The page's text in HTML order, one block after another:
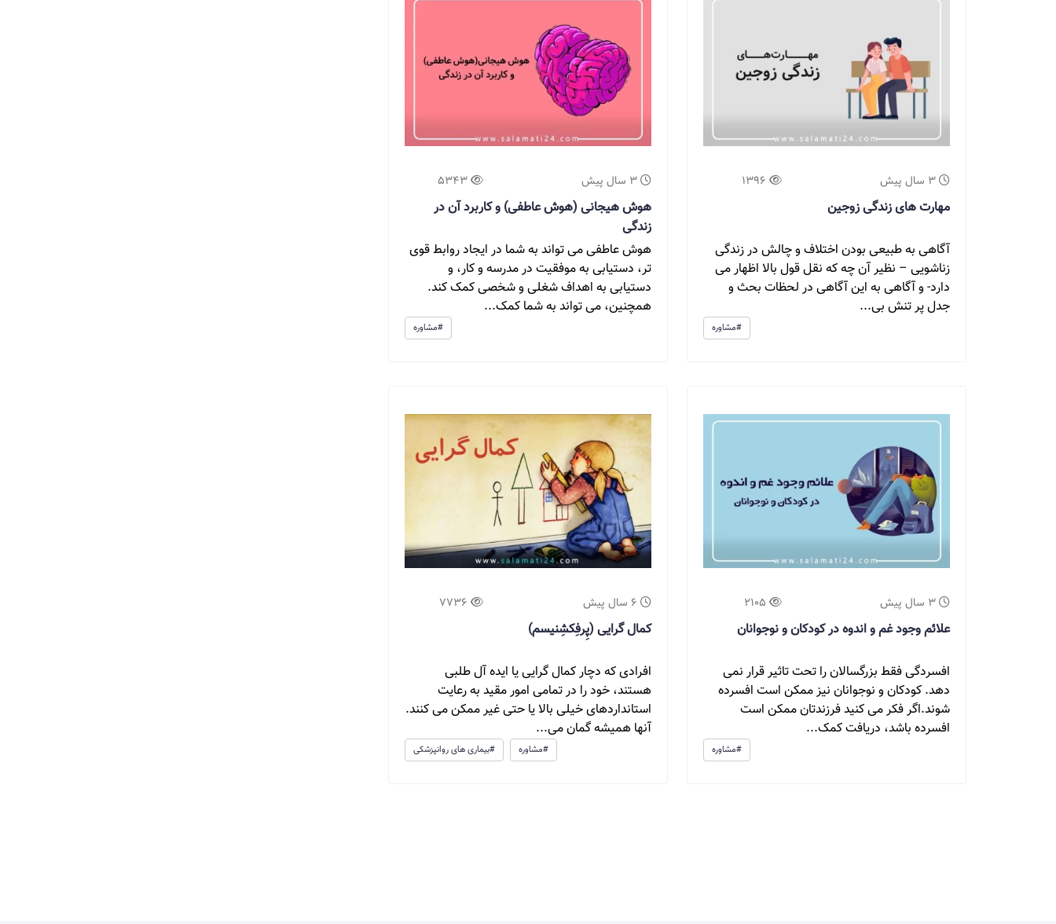
3 سال پیش 1396
مهارت های زندگی زوجین
آگاهی به طبیعی بودن اختلاف و چالش در زندگی
زناشویی – نظیر آن چه که نقل قول بالا اظهار می
دارد- و آگاهی به این آگاهی در لحظات بحث و
جدل پر تنش بی...
#مشاوره
3 سال پیش 5343
هوش هیجانی (هوش عاطفی) و کاربرد آن در
زندگی
هوش عاطفی می تواند به شما در ایجاد روابط قوی
تر، دستیابی به موفقیت در مدرسه و کار، و
دستیابی به اهداف شغلی و شخصی کمک کند.
همچنین، می تواند به شما کمک...
#مشاوره
3 سال پیش 2105
علائم وجود غم و اندوه در کودکان و نوجوانان
افسردگی فقط بزرگسالان را تحت تاثیر قرار نمی
دهد. کودکان و نوجوانان نیز ممکن است افسرده
شوند.اگر فکر می کنید فرزندتان ممکن است
افسرده باشد، دریافت کمک...
#مشاوره
6 سال پیش 7736
کمال گرایی (پِرفِکشِنیسم)
افرادی که دچار کمال گرایی یا ایده آل طلبی
هستند، خود را در تمامی امور مقید به رعایت
استانداردهای خیلی بالا یا حتی غیر ممکن می کنند.
آنها همیشه گمان می...
#بیماری های روانپزشکی #مشاوره